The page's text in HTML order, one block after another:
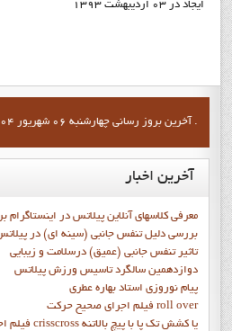
ایجاد در 03 ارديبهشت 1393
آخرين بروز رساني چهارشنبه 06 شهریور 1404 3:40:59 ب ظ .
آخرین اخبار
معرفی کلاسهای آنلاین پیلاتس در اینستاگرام
بررسی دلیل تنفس جانبی (سینه ای) در
تاثیر تنفس جانبی (عمیق) درسلامت و زیبایی
دوازدهمين سالگرد تاسيس ورزش پيلاتس
پيام نوروزي استاد بهاره عطري
فيلم اجراي صحيح حرکت roll over
فيلم اجراي صحيح حركت crisscross يا كشش تك پا با پيچ بالاتنه